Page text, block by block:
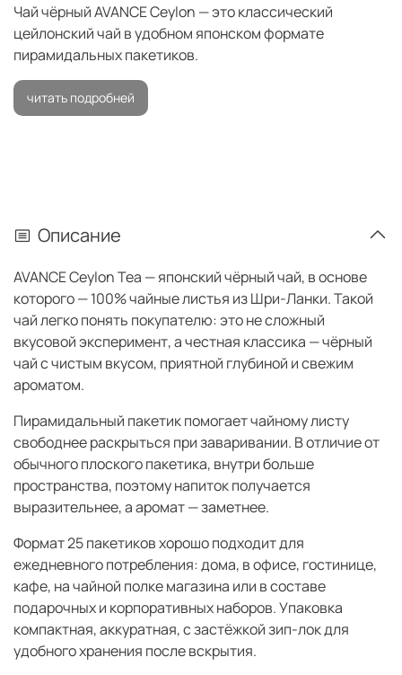
Чай чёрный AVANCE Ceylon — это классический
цейлонский чай в удобном японском формате
пирамидальных пакетиков.
читать подробней
Описание
AVANCE Ceylon Tea — японский чёрный чай, в основе
которого — 100% чайные листья из Шри-Ланки. Такой
чай легко понять покупателю: это не сложный
вкусовой эксперимент, а честная классика — чёрный
чай с чистым вкусом, приятной глубиной и свежим
ароматом.
Пирамидальный пакетик помогает чайному листу
свободнее раскрыться при заваривании. В отличие от
обычного плоского пакетика, внутри больше
пространства, поэтому напиток получается
выразительнее, а аромат — заметнее.
Формат 25 пакетиков хорошо подходит для
ежедневного потребления: дома, в офисе, гостинице,
кафе, на чайной полке магазина или в составе
подарочных и корпоративных наборов. Упаковка
компактная, аккуратная, с застёжкой зип-лок для
удобного хранения после вскрытия.